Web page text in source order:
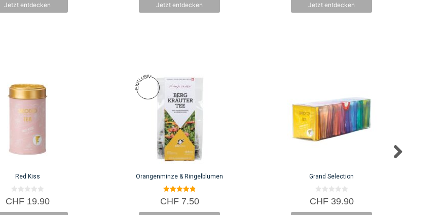
5
Jetzt entdecken
5
Jetzt entdecken
5
Jetzt entdecken
Red Kiss
0
v
CHF19.90
Orangenminze & Ringelblumen
4.88
von 5
CHF7.50
Grand Selection
0
v
CHF39.90